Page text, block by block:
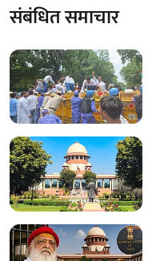
संबंधित समाचार